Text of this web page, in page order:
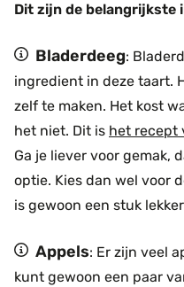
Dit zijn de belangrijkste
Bladerdeeg:
ingredient in deze taart.
zelf te maken. Het kost
het niet. Dit is het recept
Ga je liever voor gemak,
optie. Kies dan wel voor
is gewoon een stuk
Appels: Er zijn veel
kunt gewoon een paar